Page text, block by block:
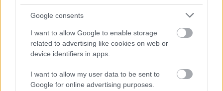
Google consents
I want to allow Google to enable storage
related to advertising like cookies on web or
device identifiers in apps.
I want to allow my user data to be sent to
Google for online advertising purposes.
Gaiman: Sandman - Az álmok
fejedelme 4.
• 2025. április 06.
boszorkányokkal, mágusokkal, saját családjával, a
többi Végtelennel, sőt, magával Luciferrel is, de ezek